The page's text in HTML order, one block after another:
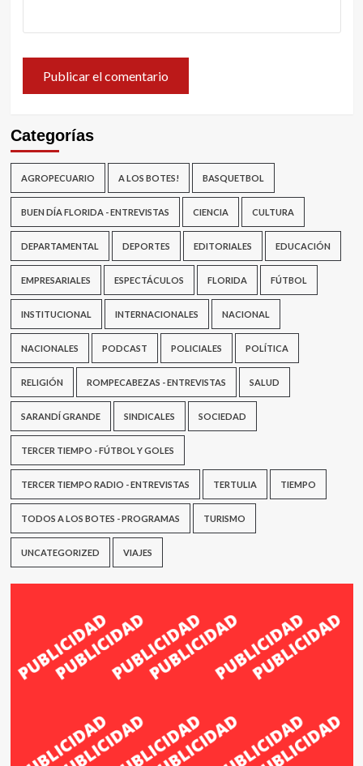
Categorías
AGROPECUARIO A LOS BOTES! BASQUETBOL
BUEN DÍA FLORIDA - ENTREVISTAS CIENCIA CULTURA
DEPARTAMENTAL DEPORTES EDITORIALES EDUCACIÓN
EMPRESARIALES ESPECTÁCULOS FLORIDA FÚTBOL
INSTITUCIONAL INTERNACIONALES NACIONAL
NACIONALES PODCAST POLICIALES POLÍTICA
RELIGIÓN ROMPECABEZAS - ENTREVISTAS SALUD
SARANDÍ GRANDE SINDICALES SOCIEDAD
TERCER TIEMPO - FÚTBOL Y GOLES
TERCER TIEMPO RADIO - ENTREVISTAS TERTULIA TIEMPO
TODOS A LOS BOTES - PROGRAMAS TURISMO
UNCATEGORIZED VIAJES